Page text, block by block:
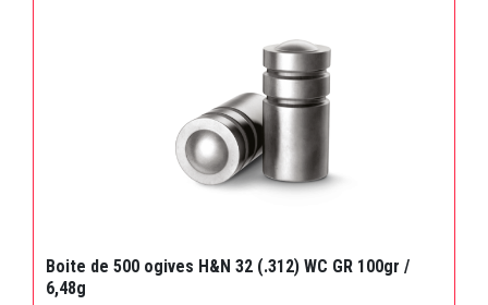
Boite de 500 ogives H&N 32 (.312) WC GR 100gr /
6,48g